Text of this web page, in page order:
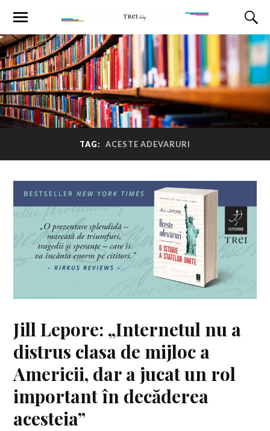
TAG: ACESTE ADEVARURI
Jill Lepore: „Internetul nu a
distrus clasa de mijloc a
Americii, dar a jucat un rol
important în decăderea
acesteia”